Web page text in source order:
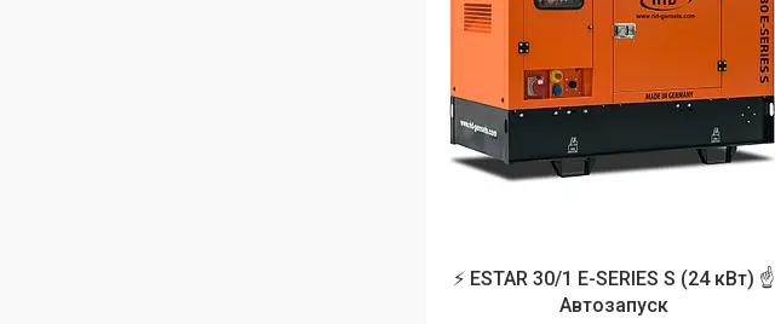
⚡ ESTAR 30/1 E-SERIES S (24 кВт) ☝
Автозапуск